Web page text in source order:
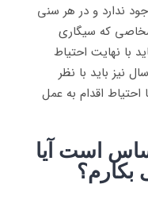
ندارد و در هر سنی
که سیگاری
با نهایت احتیاط
اینکار را انجام دهند. نوجوانان زیر 18 سال نیز باید با نظر
اقدام به عمل
است آیا
بکارم؟